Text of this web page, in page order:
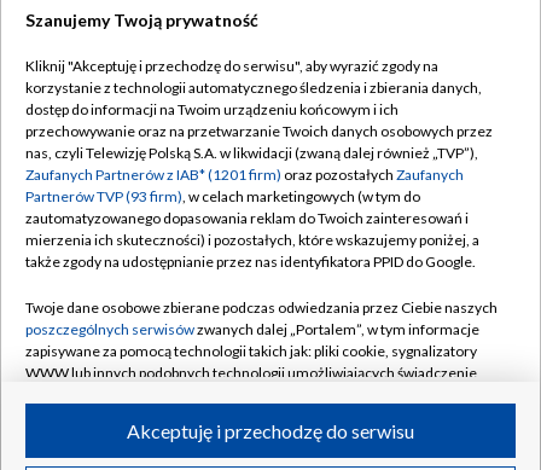
TVP
Abonament TVP
Emisja w TVP
Centrum informacji TVP
Naziemna Telewizja Cyfrowa
Rada Programowa
System NOS
Informacje o nadawcy
Program dla prasy
Regulamin TVP
Polityka prywatności
Moje zgody
Pomoc
Kontakt
Kanały
Szanujemy Twoją prywatność
Kliknij "Akceptuję i przechodzę do serwisu", aby wyrazić zgody na
korzystanie z technologii automatycznego śledzenia i zbierania danych,
dostęp do informacji na Twoim urządzeniu końcowym i ich
przechowywanie oraz na przetwarzanie Twoich danych osobowych przez
nas, czyli Telewizję Polską S.A. w likwidacji (zwaną dalej również „TVP”),
Zaufanych Partnerów z IAB* (1201 firm) oraz pozostałych Zaufanych
Partnerów TVP (93 firm), w celach marketingowych (w tym do
zautomatyzowanego dopasowania reklam do Twoich zainteresowań i
mierzenia ich skuteczności) i pozostałych, które wskazujemy poniżej, a
także zgody na udostępnianie przez nas identyfikatora PPID do Google.
Twoje dane osobowe zbierane podczas odwiedzania przez Ciebie naszych
poszczególnych serwisówzwanych dalej „Portalem”, w tym informacje
zapisywane za pomocą technologii takich jak: pliki cookie, sygnalizatory
WWW lub innych podobnych technologii umożliwiających świadczenie
ruchu w Internecie.Akceptuję i przechodzę do serwisu